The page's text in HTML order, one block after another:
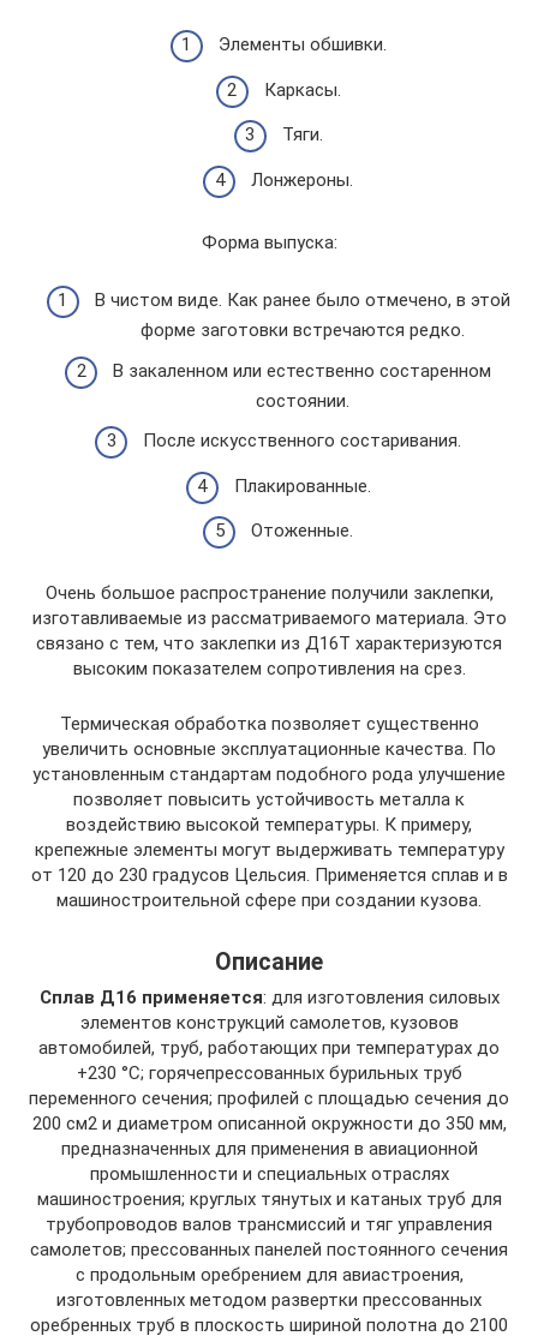
Элементы обшивки.
Каркасы.
Тяги.
Лонжероны.
Форма выпуска:
В чистом виде. Как ранее было отмечено, в этой
форме заготовки встречаются редко.
В закаленном или естественно состаренном
состоянии.
После искусственного состаривания.
Плакированные.
Отоженные.
Очень большое распространение получили заклепки,
изготавливаемые из рассматриваемого материала. Это
связано с тем, что заклепки из Д16Т характеризуются
высоким показателем сопротивления на срез.
Термическая обработка позволяет существенно
увеличить основные эксплуатационные качества. По
установленным стандартам подобного рода улучшение
позволяет повысить устойчивость металла к
воздействию высокой температуры. К примеру,
крепежные элементы могут выдерживать температуру
от 120 до 230 градусов Цельсия. Применяется сплав и в
машиностроительной сфере при создании кузова.
Описание
Сплав Д16 применяется: для изготовления силовых
элементов конструкций самолетов, кузовов
автомобилей, труб, работающих при температурах до
+230 °С; горячепрессованных бурильных труб
переменного сечения; профилей с площадью сечения до
200 см2 и диаметром описанной окружности до 350 мм,
предназначенных для применения в авиационной
промышленности и специальных отраслях
машиностроения; круглых тянутых и катаных труб для
трубопроводов валов трансмиссий и тяг управления
самолетов; прессованных панелей постоянного сечения
с продольным оребрением для авиастроения,
изготовленных методом развертки прессованных
оребренных труб в плоскость шириной полотна до 2100